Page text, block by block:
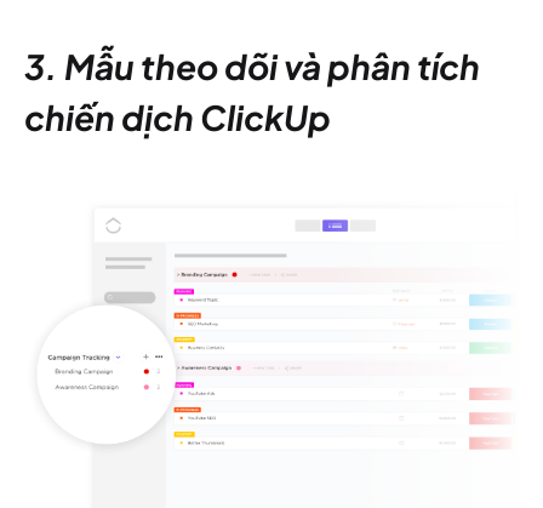
3. Mẫu theo dõi và phân tích
chiến dịch ClickUp